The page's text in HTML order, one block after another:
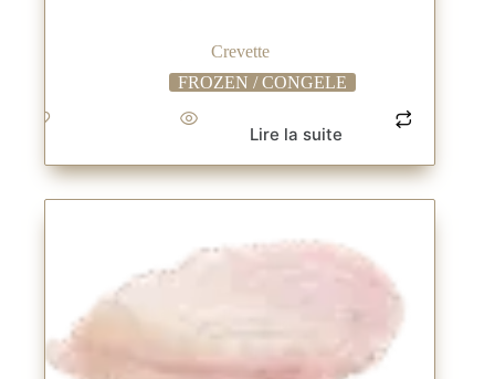
Crevette
FROZEN / CONGELE
Lire la suite